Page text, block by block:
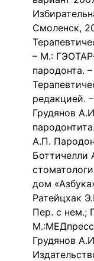
Смоленск,
– М.:
пародонта.
редакцией.
Грудянов
А.П.
Боттичелли
дом
Ратейцхак
Пер. с нем.;
Грудянов